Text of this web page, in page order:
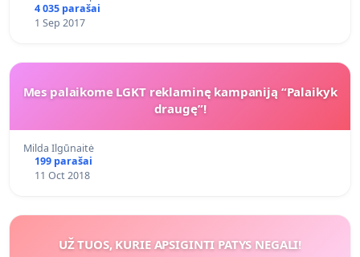
4 035 parašai
1 Sep 2017
Mes palaikome LGKT reklaminę kampaniją “Palaikyk
draugę”!
Milda Ilgūnaitė
199 parašai
11 Oct 2018
UŽ TUOS, KURIE APSIGINTI PATYS NEGALI!